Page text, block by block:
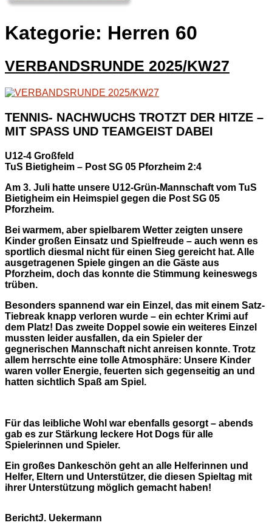
Kategorie: Herren 60
VERBANDSRUNDE 2025/KW27
TENNIS- NACHWUCHS TROTZT DER HITZE –
MIT SPASS UND TEAMGEIST DABEI
U12-4 Großfeld
TuS Bietigheim – Post SG 05 Pforzheim 2:4
Am 3. Juli hatte unsere U12-Grün-Mannschaft vom TuS
Bietigheim ein Heimspiel gegen die Post SG 05
Pforzheim.
Bei warmem, aber spielbarem Wetter zeigten unsere
Kinder großen Einsatz und Spielfreude – auch wenn es
sportlich diesmal nicht für einen Sieg gereicht hat. Alle
ausgetragenen Spiele gingen an die Gäste aus
Pforzheim, doch das konnte die Stimmung keineswegs
trüben.
Besonders spannend war ein Einzel, das mit einem Satz-
Tiebreak knapp verloren wurde – ein echter Krimi auf
dem Platz! Das zweite Doppel sowie ein weiteres Einzel
mussten leider ausfallen, da ein Spieler der
gegnerischen Mannschaft nicht anreisen konnte. Trotz
allem herrschte eine tolle Atmosphäre: Unsere Kinder
waren voller Energie, feuerten sich gegenseitig an und
hatten sichtlich Spaß am Spiel.
Für das leibliche Wohl war ebenfalls gesorgt – abends
gab es zur Stärkung leckere Hot Dogs für alle
Spielerinnen und Spieler.
Ein großes Dankeschön geht an alle Helferinnen und
Helfer, Eltern und Unterstützer, die diesen Spieltag mit
ihrer Unterstützung möglich gemacht haben!
Bericht:J. Uekermann